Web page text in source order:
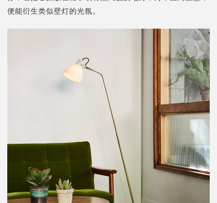
便能衍生类似壁灯的光氛。